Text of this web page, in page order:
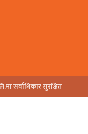
सर्वाधिकार सुरक्षित